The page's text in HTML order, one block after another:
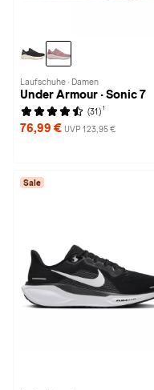
Laufschuhe · Damen
Under Armour · Sonic 7
(31) 1
76,99 € UVP 123,95 €
Sale